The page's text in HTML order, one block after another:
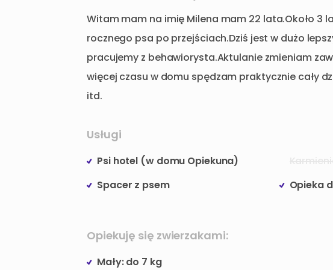
Witammam na imię Milena mam 22 lata.Około 3
rocznego psa po przejściach.Dziś jest w dużo
pracujemy z behawiorysta.Aktulanie zmieniam
więcej czasu w domu spędzam praktycznie cały
itd.
Usługi
Psi hotel (w domu Opiekuna)
Spacer z psem
Opieka
Opiekuję się zwierzakami:
Mały: do 7 kg